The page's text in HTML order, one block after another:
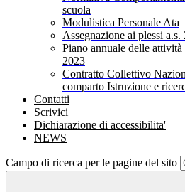
scuola
Modulistica Personale Ata
Assegnazione ai plessi
Piano annuale delle
2023
Contratto Collettivo
comparto Istruzione e
Contatti
Scrivici
Dichiarazione di accessibilita'
NEWS
Campo di ricerca per le pagine del sito